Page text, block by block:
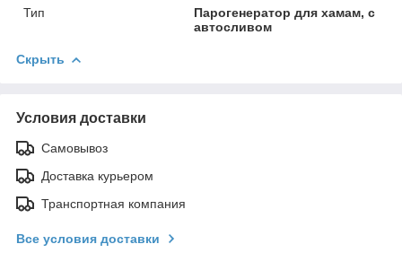
Тип
Парогенератор для хамам, с
автосливом
Скрыть
Условия доставки
Самовывоз
Доставка курьером
Транспортная компания
Все условия доставки